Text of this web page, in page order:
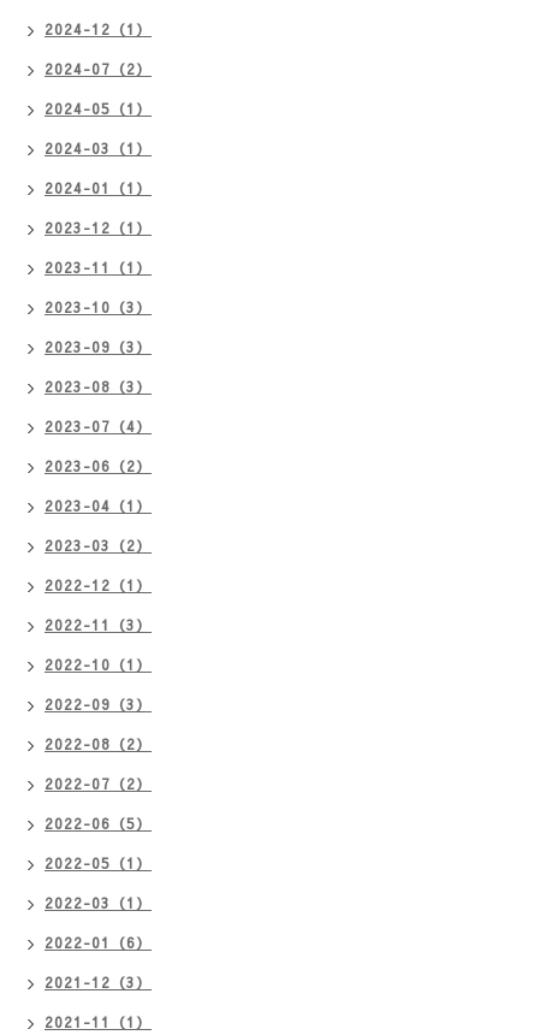
2024-12（1）
2024-07（2）
2024-05（1）
2024-03（1）
2024-01（1）
2023-12（1）
2023-11（1）
2023-10（3）
2023-09（3）
2023-08（3）
2023-07（4）
2023-06（2）
2023-04（1）
2023-03（2）
2022-12（1）
2022-11（3）
2022-10（1）
2022-09（3）
2022-08（2）
2022-07（2）
2022-06（5）
2022-05（1）
2022-03（1）
2022-01（6）
2021-12（3）
2021-11（1）